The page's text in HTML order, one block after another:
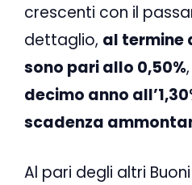
crescenti con il
dettaglio, al termine
sono pari allo 0,50%
decimo anno
scadenza
Al pari degli altri